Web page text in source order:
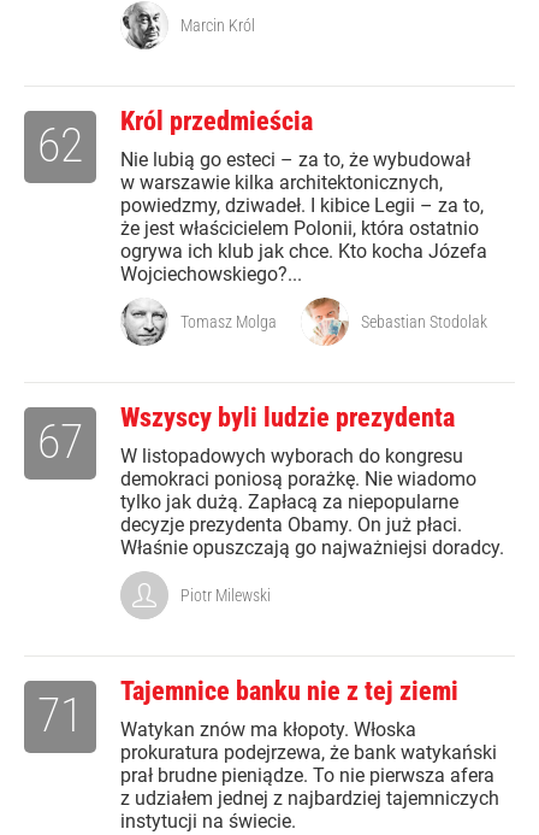
Marcin Król
Król przedmieścia
Nie lubią go esteci – za to, że wybudował
w warszawie kilka architektonicznych,
powiedzmy, dziwadeł. I kibice Legii – za to,
że jest właścicielem Polonii, która ostatnio
ogrywa ich klub jak chce. Kto kocha Józefa
Wojciechowskiego?...
62
Tomasz Molga Sebastian Stodolak
Wszyscy byli ludzie prezydenta
W listopadowych wyborach do kongresu
demokraci poniosą porażkę. Nie wiadomo
tylko jak dużą. Zapłacą za niepopularne
decyzje prezydenta Obamy. On już płaci.
Właśnie opuszczają go najważniejsi doradcy.
67
Piotr Milewski
Tajemnice banku nie z tej ziemi
Watykan znów ma kłopoty. Włoska
prokuratura podejrzewa, że bank watykański
prał brudne pieniądze. To nie pierwsza afera
z udziałem jednej z najbardziej tajemniczych
instytucji na świecie.
71